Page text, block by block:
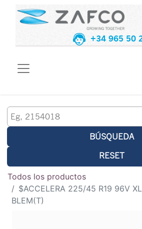
+34 965 50
BÚSQUEDA
RESET
Todos los productos
$ACCELERA 225/45 R19 96V
BLEM(T)